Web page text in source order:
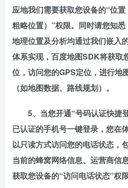
应地我们需要获取您设备的“位
粗略位置）”权限。同时请您知
地理位置及分析均通过我们嵌入
体系实现，百度地图SDK将获取
位，访问您的GPS定位，进行地
（如地图数据、路线规划）。
5、当您开通“号码认证快捷
已认证的手机号一键登录，您在
以只读方式访问您的电话状态，
当前的蜂窝网络信息、运营商信
获取您设备的“访问电话状态”权限